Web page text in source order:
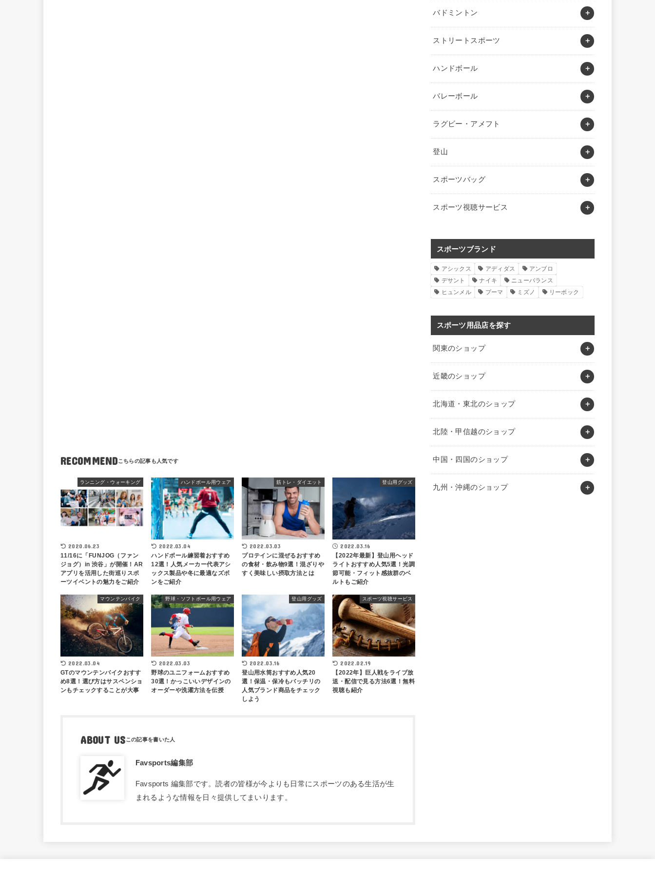
RECOMMEND
ランニング・ウォーキング
2020.06.23
11/16に「FUNJOG（ファン
ジョグ）in 渋谷」が開催！AR
アプリを活用した街巡りスポ
ーツイベントの魅力をご紹介
ハンドボール用ウェア
2022.03.04
ハンドボール練習着おすすめ
12選！人気メーカー代表アシ
ックス製品や冬に最適なズボ
ンをご紹介
筋トレ・ダイエット
2022.03.03
プロテインに混ぜるおすすめ
の食材・飲み物9選！混ざりや
すく美味しい摂取方法とは
登山用グッズ
2022.03.16
【2022年最新】登山用ヘッド
ライトおすすめ人気5選！光調
節可能・フィット感抜群のベ
ルトもご紹介
マウンテンバイク
2022.03.04
GTのマウンテンバイクおすす
め8選！選び方はサスペンショ
ンもチェックすることが大事
野球・ソフトボール用ウェア
2022.03.03
野球のユニフォームおすすめ
30選！かっこいいデザインの
オーダーや洗濯方法を伝授
登山用グッズ
2022.03.16
登山用水筒おすすめ人気20
選！保温・保冷もバッチリの
人気ブランド商品をチェック
しよう
スポーツ視聴サービス
2022.02.19
【2022年】巨人戦をライブ放
送・配信で見る方法6選！無料
視聴も紹介
ABOUT US
Favsports編集部
Favsports 編集部です。読者の皆様が今よりも日常にスポーツのある生活が生
まれるような情報を日々提供してまいります。
バドミントン
ストリートスポーツ
ハンドボール
バレーボール
ラグビー・アメフト
登山
スポーツバッグ
スポーツ視聴サービス
スポーツブランド
アシックス アディダス
アンブロ
デサント
ナイキ
ニューバランス
ヒュンメル
プーマ ミズノ リーボック
スポーツ用品店を探す
関東のショップ
近畿のショップ
北海道・東北のショップ
北陸・甲信越のショップ
中国・四国のショップ
九州・沖縄のショップ